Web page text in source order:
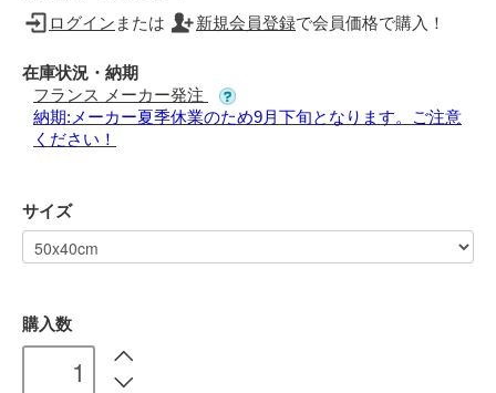
ログイン または 新規会員登録で会員価格で購入！
在庫状況・納期
フランス メーカー発注
納期:メーカー夏季休業のため9月下旬となります。ご注意
ください！
サイズ
購入数